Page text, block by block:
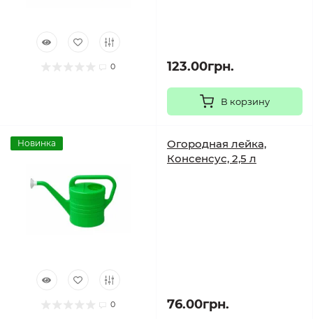
0 123.00грн.
В корзину
Новинка
0
Огородная лейка,
Консенсус, 2,5 л
76.00грн.